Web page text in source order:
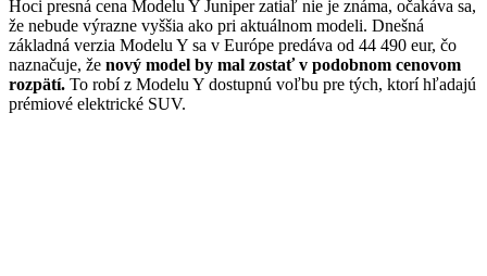
Hoci presná cena Modelu Y Juniper zatiaľ nie je známa, očakáva sa,
že nebude výrazne vyššia ako pri aktuálnom modeli. Dnešná
základná verzia Modelu Y sa v Európe predáva od 44 490 eur, čo
naznačuje, že nový model by mal zostať v podobnom cenovom
rozpätí. To robí z Modelu Y dostupnú voľbu pre tých, ktorí hľadajú
prémiové elektrické SUV.